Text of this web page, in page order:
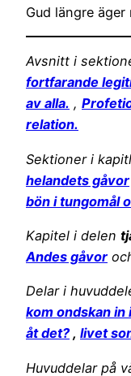
Gud längre äger
Avsnitt i
fortfarande
av alla. ,
relation.
Sektioner i
helandets gåvor
bön i tungomål
Kapitel i delen
Andes gåvor
Delar i
kom ondskan in
åt det? , livet
Huvuddelar på